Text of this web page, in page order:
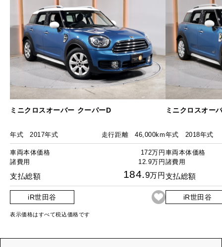
ミニクロスオーバー クーパーD
年式 2017年式 走行距離 46,000km
車両本体価格
172万円
諸費用
12.9万円
支払総額 184.9万円
iR世田谷
ミニクロスオー
年式 2018年式
車両本体価格
諸費用
支払総額
iR世田谷
表示価格はすべて税込価格です